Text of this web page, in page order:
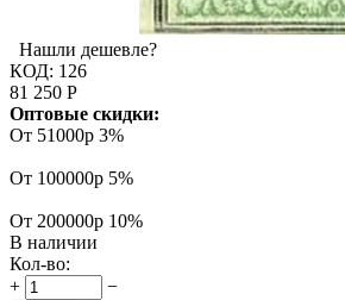
Нашли дешевле?
КОД: 126
81 250 Р
Оптовые скидки:
От 51000р 3%
От 100000р 5%
От 200000р 10%
В наличии
Кол-во:
+
−